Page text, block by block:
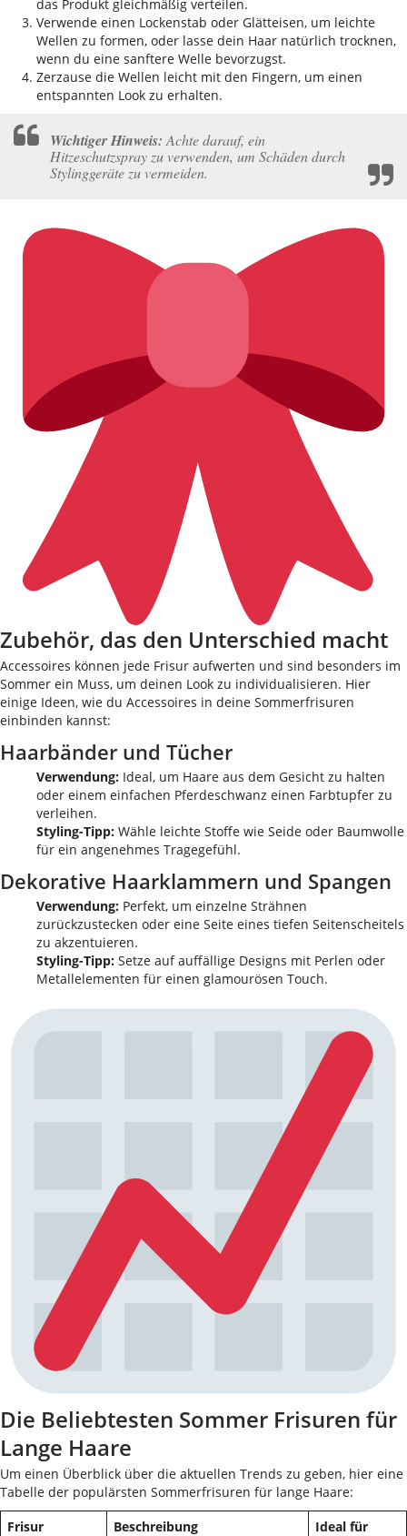
das Produkt gleichmäßig verteilen.
Verwende einen Lockenstab oder Glätteisen, um leichte
Wellen zu formen, oder lasse dein Haar natürlich trocknen,
wenn du eine sanftere Welle bevorzugst.
Zerzause die Wellen leicht mit den Fingern, um einen
entspannten Look zu erhalten.
Wichtiger Hinweis: Achte darauf, ein
Hitzeschutzspray zu verwenden, um Schäden durch
Stylinggeräte zu vermeiden.
Zubehör, das den Unterschied macht
Accessoires können jede Frisur aufwerten und sind besonders im
Sommer ein Muss, um deinen Look zu individualisieren. Hier
einige Ideen, wie du Accessoires in deine Sommerfrisuren
einbinden kannst:
Haarbänder und Tücher
Verwendung: Ideal, um Haare aus dem Gesicht zu halten
oder einem einfachen Pferdeschwanz einen Farbtupfer zu
verleihen.
Styling-Tipp: Wähle leichte Stoffe wie Seide oder Baumwolle
für ein angenehmes Tragegefühl.
Dekorative Haarklammern und Spangen
Verwendung: Perfekt, um einzelne Strähnen
zurückzustecken oder eine Seite eines tiefen Seitenscheitels
zu akzentuieren.
Styling-Tipp: Setze auf auffällige Designs mit Perlen oder
Metallelementen für einen glamourösen Touch.
Die Beliebtesten Sommer Frisuren für
Lange Haare
Um einen Überblick über die aktuellen Trends zu geben, hier eine
Tabelle der populärsten Sommerfrisuren für lange Haare:
Frisur
Beschreibung
Ideal für